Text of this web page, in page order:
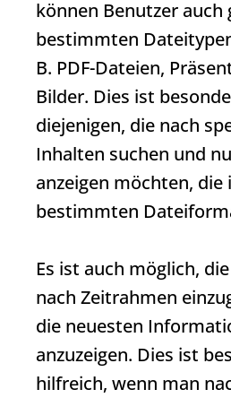
können Benutzer auch
bestimmten
B. PDF-Dateien,
Bilder. Dies ist
diejenigen, die nach
Inhalten suchen und
anzeigen möchten, die
bestimmten
Es ist auch möglich, die
nach Zeitrahmen
die neuesten
anzuzeigen. Dies ist
hilfreich, wenn man